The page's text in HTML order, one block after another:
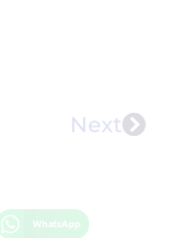
Next
WhatsApp